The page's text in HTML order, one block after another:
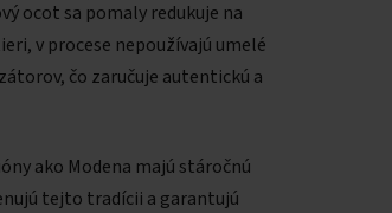
ocot sa pomaly redukuje na
v procese nepoužívajú umelé
čo zaručuje autentickú a
ako Modena majú stáročnú
tejto tradícii a garantujú